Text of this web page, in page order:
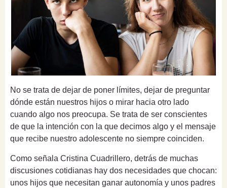
No se trata de dejar de poner límites, dejar de preguntar
dónde están nuestros hijos o mirar hacia otro lado
cuando algo nos preocupa. Se trata de ser conscientes
de que la intención con la que decimos algo y el mensaje
que recibe nuestro adolescente no siempre coinciden.
Como señala Cristina Cuadrillero, detrás de muchas
discusiones cotidianas hay dos necesidades que chocan:
unos hijos que necesitan ganar autonomía y unos padres